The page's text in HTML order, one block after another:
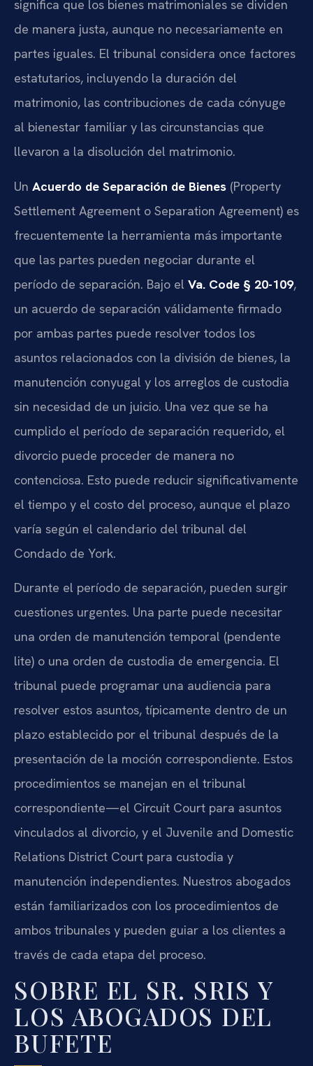
significa que los bienes matrimoniales se dividen
de manera justa, aunque no necesariamente en
partes iguales. El tribunal considera once factores
estatutarios, incluyendo la duración del
matrimonio, las contribuciones de cada cónyuge
al bienestar familiar y las circunstancias que
llevaron a la disolución del matrimonio.
Un Acuerdo de Separación de Bienes (Property
Settlement Agreement o Separation Agreement) es
frecuentemente la herramienta más importante
que las partes pueden negociar durante el
período de separación. Bajo el Va. Code § 20-109,
un acuerdo de separación válidamente firmado
por ambas partes puede resolver todos los
asuntos relacionados con la división de bienes, la
manutención conyugal y los arreglos de custodia
sin necesidad de un juicio. Una vez que se ha
cumplido el período de separación requerido, el
divorcio puede proceder de manera no
contenciosa. Esto puede reducir significativamente
el tiempo y el costo del proceso, aunque el plazo
varía según el calendario del tribunal del
Condado de York.
Durante el período de separación, pueden surgir
cuestiones urgentes. Una parte puede necesitar
una orden de manutención temporal (pendente
lite) o una orden de custodia de emergencia. El
tribunal puede programar una audiencia para
resolver estos asuntos, típicamente dentro de un
plazo establecido por el tribunal después de la
presentación de la moción correspondiente. Estos
procedimientos se manejan en el tribunal
correspondiente—el Circuit Court para asuntos
vinculados al divorcio, y el Juvenile and Domestic
Relations District Court para custodia y
manutención independientes. Nuestros abogados
están familiarizados con los procedimientos de
ambos tribunales y pueden guiar a los clientes a
través de cada etapa del proceso.
SOBRE EL SR. SRIS Y
LOS ABOGADOS DEL
BUFETE